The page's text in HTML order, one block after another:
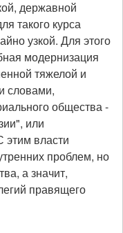
державной
такого курса
узкой. Для этого
модернизация
тяжелой и
словами,
общества -
или
этим власти
проблем, но
а значит,
правящего